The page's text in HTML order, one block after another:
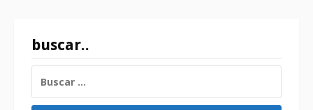
buscar..